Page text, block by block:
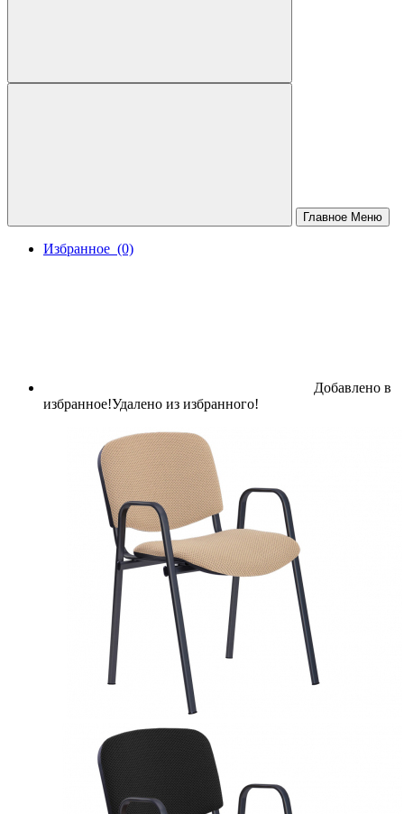
МЕТАЛЛИЧЕСКАЯ МЕБЕЛЬ
СТОЛОВОЕ ОБОРУДОВАНИЕ
ИГРОВЫЕ ПЛОЩАДКИ
Главное Меню
Избранное (0)
Добавлено в
избранное!Удалено из избранного!